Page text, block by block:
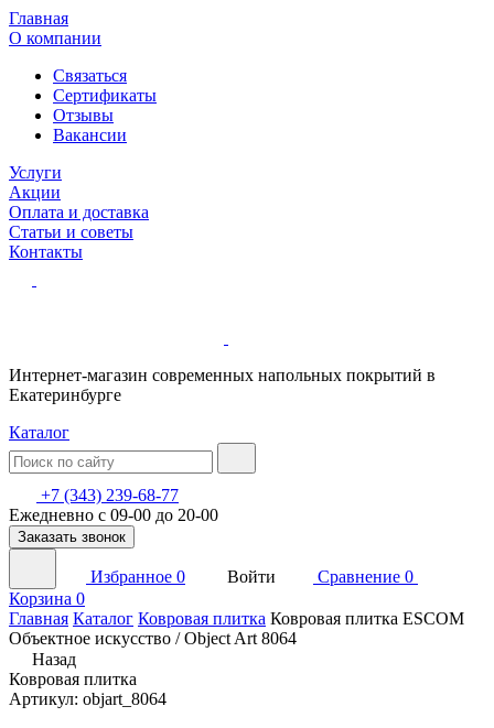
Главная
О компании
Связаться
Сертификаты
Отзывы
Вакансии
Услуги
Акции
Оплата и доставка
Статьи и советы
Контакты
Интернет-магазин современных напольных покрытий в
Екатеринбурге
Каталог
+7 (343) 239-68-77
Ежедневно с 09-00 до 20-00
Заказать звонок
Избранное 0 Войти Сравнение 0
Корзина 0
Главная Каталог Ковровая плитка Ковровая плитка ESCOM
Объектное искусство / Object Art 8064
Назад
Ковровая плитка
Артикул: objart_8064